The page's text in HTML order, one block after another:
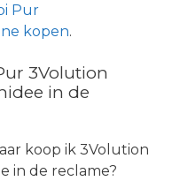
Pur
kopen.
3Volution
in de
koop ik 3Volution
in de reclame?